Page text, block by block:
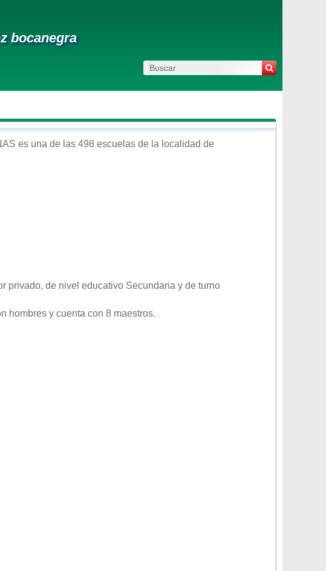
bocanegra
es una de las 498 escuelas de la localidad de
privado, de nivel educativo Secundaria y de turno
hombres y cuenta con 8 maestros.